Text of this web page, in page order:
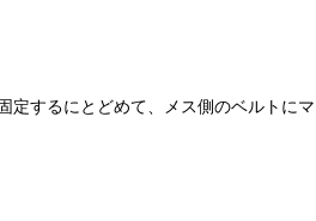
するにとどめて、メス側のベルトに